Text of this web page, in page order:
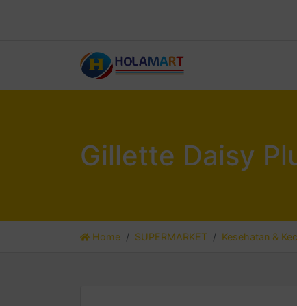
Gillette Daisy
Home SUPERMARKET Kesehatan &